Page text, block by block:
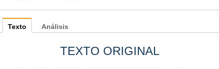
Texto
TEXTO ORIGINAL
Análisis